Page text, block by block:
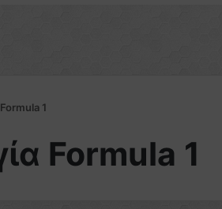
1
Formula 1